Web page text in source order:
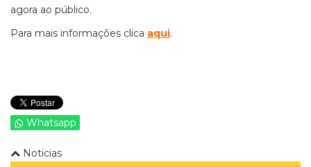
agora ao público.
Para mais informações clica aqui.
Whatsapp
Noticias